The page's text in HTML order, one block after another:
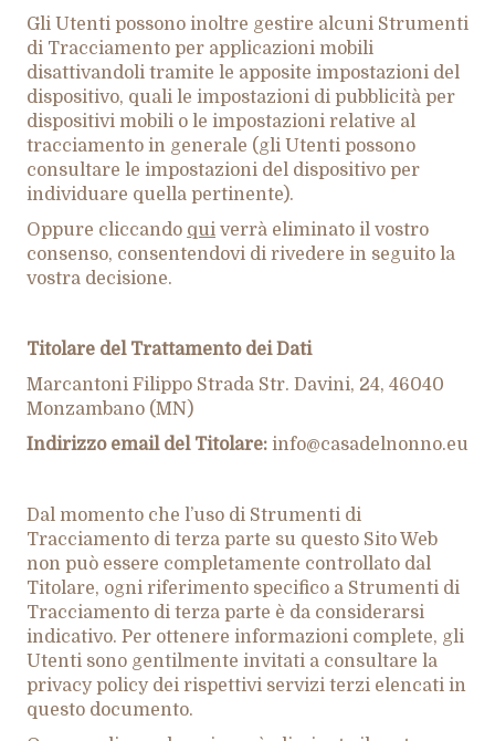
Gli Utenti possono inoltre gestire alcuni Strumenti
di Tracciamento per applicazioni mobili
disattivandoli tramite le apposite impostazioni del
dispositivo, quali le impostazioni di pubblicità per
dispositivi mobili o le impostazioni relative al
tracciamento in generale (gli Utenti possono
consultare le impostazioni del dispositivo per
individuare quella pertinente).
Oppure cliccando qui verrà eliminato il vostro
consenso, consentendovi di rivedere in seguito la
vostra decisione.
Titolare del Trattamento dei Dati
Marcantoni Filippo Strada Str. Davini, 24, 46040
Monzambano (MN)
Indirizzo email del Titolare: info@casadelnonno.eu
Dal momento che l’uso di Strumenti di
Tracciamento di terza parte su questo Sito Web
non può essere completamente controllato dal
Titolare, ogni riferimento specifico a Strumenti di
Tracciamento di terza parte è da considerarsi
indicativo. Per ottenere informazioni complete, gli
Utenti sono gentilmente invitati a consultare la
privacy policy dei rispettivi servizi terzi elencati in
questo documento.